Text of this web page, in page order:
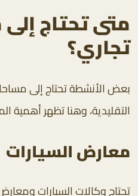
متى تحتاج
تجاري؟
بعض الأنشطة تحتاج إلى
التقليدية، وهنا تظهر أهمية
معارض السيارات
تحتاج وكالات السيارات